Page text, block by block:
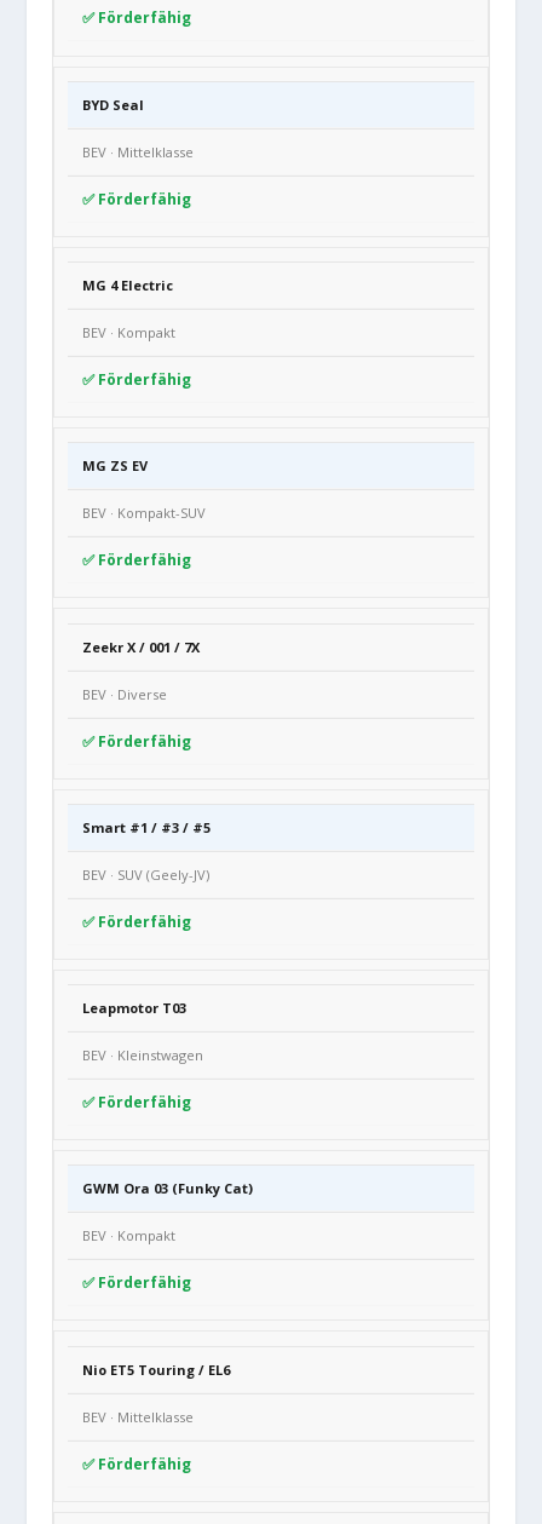
✅ Förderfähig
BYD Seal
BEV · Mittelklasse
✅ Förderfähig
MG 4 Electric
BEV · Kompakt
✅ Förderfähig
MG ZS EV
BEV · Kompakt-SUV
✅ Förderfähig
Zeekr X / 001 / 7X
BEV · Diverse
✅ Förderfähig
Smart #1 / #3 / #5
BEV · SUV (Geely-JV)
✅ Förderfähig
Leapmotor T03
BEV · Kleinstwagen
✅ Förderfähig
GWM Ora 03 (Funky Cat)
BEV · Kompakt
✅ Förderfähig
Nio ET5 Touring / EL6
BEV · Mittelklasse
✅ Förderfähig